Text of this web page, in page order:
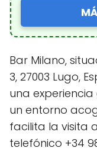
Bar Milano,
3, 27003 Lugo,
una
un entorno
facilita la visita
telefónico +34